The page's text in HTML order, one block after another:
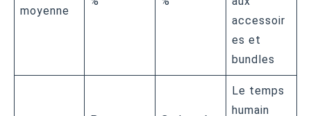
moyenne
accessoir
es et
bundles
Le temps
humain